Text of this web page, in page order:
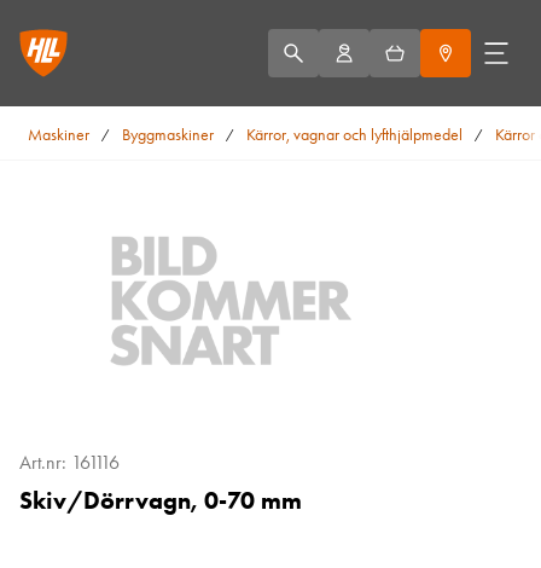
Maskiner / Byggmaskiner / Kärror, vagnar och lyfthjälpmedel / Kärror
Art.nr: 161116
Skiv/Dörrvagn, 0-70 mm